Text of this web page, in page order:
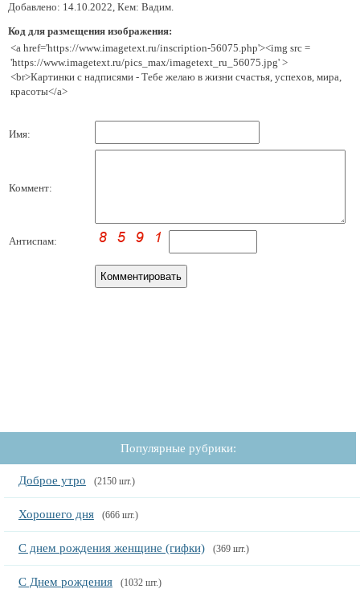
Добавлено: 14.10.2022, Кем: Вадим.
Код для размещения изображения:
<a href='https://www.imagetext.ru/inscription-56075.php'><img src =
'https://www.imagetext.ru/pics_max/imagetext_ru_56075.jpg' >
<br>Картинки с надписями - Тебе желаю в жизни счастья, успехов, мира,
красоты</a>
Имя:
Коммент:
Антиспам:
Популярные рубрики:
Доброе утро (2150 шт.)
Хорошего дня (666 шт.)
С днем рождения женщине (гифки) (369 шт.)
С Днем рождения (1032 шт.)